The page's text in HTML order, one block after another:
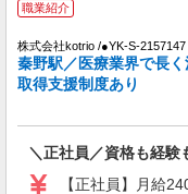
給：
善手
によ
間）
手当
（上記給与
歓迎
神
キープ
株式会社kotrio /●YK-S-
看護
職業紹介
株式会社kotrio /●YK-S-2157147
秦野駅／医療業界で長
取得支援制度あり
＼正社員／資格も経験
【正社員】月給